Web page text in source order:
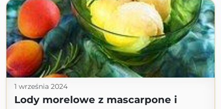
1 września 2024
Lody morelowe z mascarpone i